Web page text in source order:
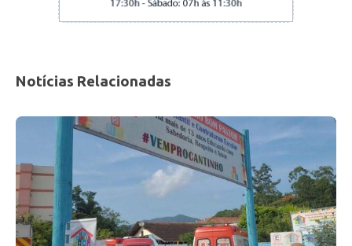
Notícias Relacionadas